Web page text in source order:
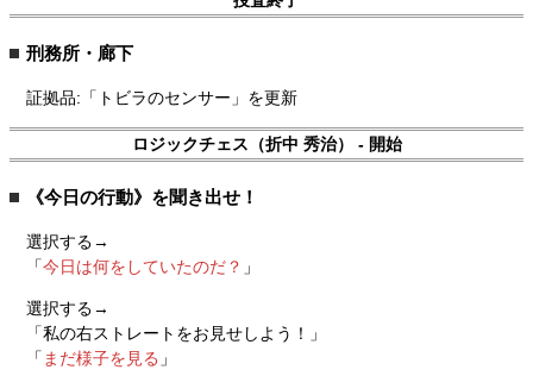
刑務所・廊下
証拠品:「トビラのセンサー」を更新
ロジックチェス（折中 秀治） - 開始
《今日の行動》を聞き出せ！
選択する→
「今日は何をしていたのだ？ 」
選択する→
「私の右ストレートをお見せしよう！」
「 まだ様子を見る 」